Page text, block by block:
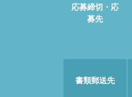
応募締切・応
募先
書類郵送先